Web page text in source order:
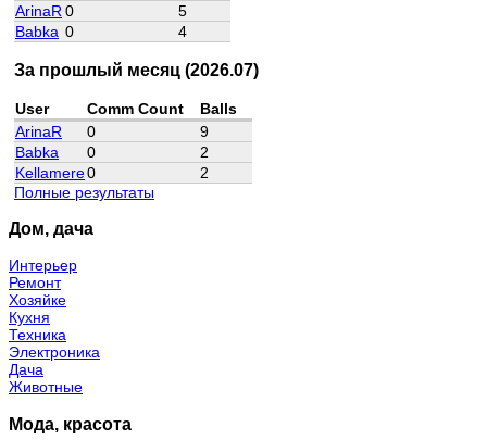
ArinaR 0
5
Babka 0 4
За прошлый месяц (2026.07)
User Comm Count
Balls
ArinaR
0
9
Babka
0
2
Kellamere0
2
Полные результаты
Дом, дача
Интерьер
Ремонт
Хозяйке
Кухня
Техника
Электроника
Дача
Животные
Мода, красота